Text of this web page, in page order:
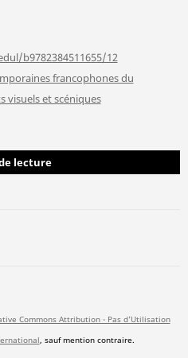
b9782384511655/12
francophones du
visuels et scéniques
lecture
Commons Attribution - Pas d'Utilisation
, sauf mention contraire.